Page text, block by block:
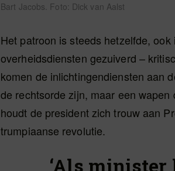
Bart Jacobs. Foto: Dick van Aalst
Het patroon is steeds hetzelfde,
overheidsdiensten gezuiverd –
komen de inlichtingendiensten aan
de rechtsorde zijn, maar een
houdt de president zich trouw aan
trumpiaanse revolutie.
‘Als minister